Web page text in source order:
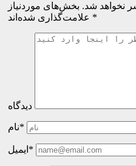
نخواهد شد. بخش‌های موردنیاز
*
دیدگاه
نام*
ایمیل*